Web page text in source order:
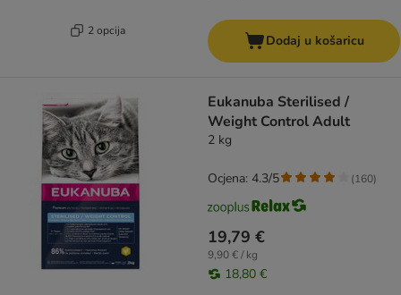
2 opcija
Dodaj u košaricu
Eukanuba Sterilised /
Weight Control Adult
2 kg
19,79 €
9,90 € / kg
18,80 €
Ocjena: 4.3/5 (160)